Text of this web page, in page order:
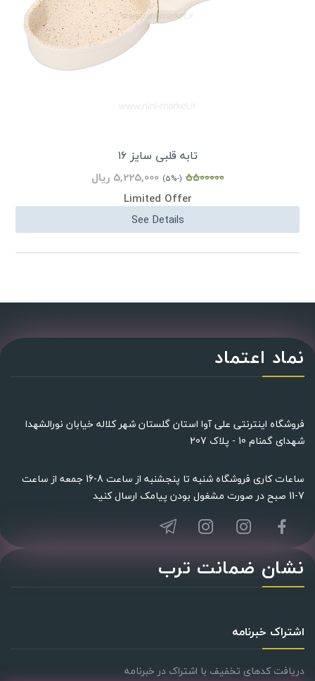
تابه قلبی سایز ۱۶
5500000
(-5%)
5,225,000 ریال
Limited Offer
See Details
سرشیر آب دو حالته آشپزخانه وارداتی مدل...
4000000
(-15%)
نماد اعتماد
فروشگاه اینترنتی علی آوا استان گلستان شهر کلاله خیابان نورالشهدا
شهدای گمنام 10 - پلاک 207
ساعات کاری فروشگاه شنبه تا پنجشنبه از ساعت 8-16 جمعه از ساعت
7-11 صبح در صورت مشغول بودن پیامک ارسال کنید
نشان ضمانت ترب
اشتراک خبرنامه
دریافت کدهای تخفیف با اشتراک در خبرنامه